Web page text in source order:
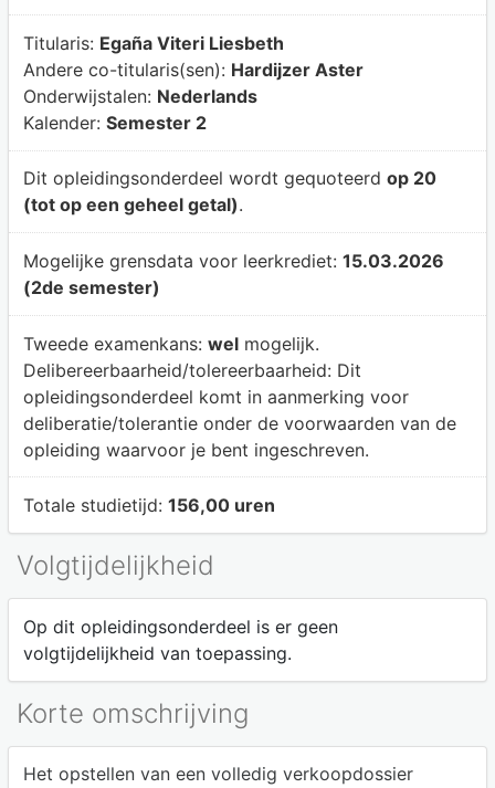
Titularis: Egaña Viteri Liesbeth
Andere co-titularis(sen): Hardijzer Aster
Onderwijstalen: Nederlands
Kalender: Semester 2
Dit opleidingsonderdeel wordt gequoteerd op 20
(tot op een geheel getal).
Mogelijke grensdata voor leerkrediet: 15.03.2026
(2de semester)
Tweede examenkans: welmogelijk.
Delibereerbaarheid/tolereerbaarheid: Dit
opleidingsonderdeel komt in aanmerking voor
deliberatie/tolerantie onder de voorwaarden van de
opleiding waarvoor je bent ingeschreven.
Totale studietijd: 156,00 uren
Volgtijdelijkheid
Op dit opleidingsonderdeel is er geen
volgtijdelijkheid van toepassing.
Korte omschrijving
Het opstellen van een volledig verkoopdossier